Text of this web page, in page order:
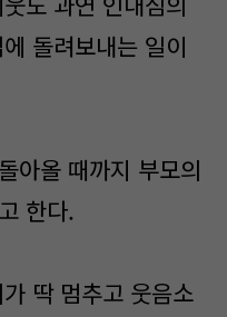
돌려보내는 일이
아올 때까지 부모의
한다.
딱 멈추고 웃음소